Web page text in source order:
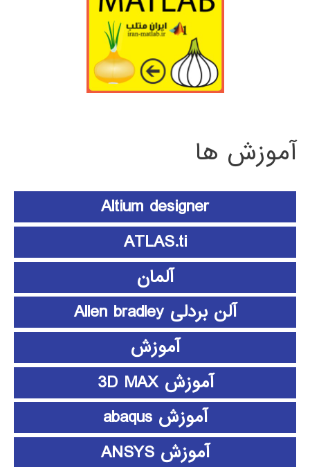
آموزش ها
Altium designer
ATLAS.ti
آلمان
آلن بردلی Allen bradley
آموزش
آموزش 3D MAX
آموزش abaqus
آموزش ANSYS